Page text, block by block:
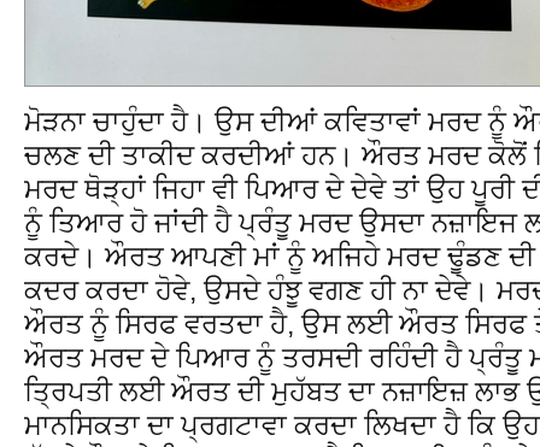
ਮੋੜਨਾ ਚਾਹੁੰਦਾ ਹੈ। ਉਸ ਦੀਆਂ ਕਵਿਤਾਵਾਂ ਮਰਦ ਨੂੰ
ਚਲਣ ਦੀ ਤਾਕੀਦ ਕਰਦੀਆਂ ਹਨ। ਔਰਤ ਮਰਦ ਕੋਲੋਂ
ਮਰਦ ਥੋੜ੍ਹਾਂ ਜਿਹਾ ਵੀ ਪਿਆਰ ਦੇ ਦੇਵੇ ਤਾਂ ਉਹ ਪੂਰੀ
ਨੂੰ ਤਿਆਰ ਹੋ ਜਾਂਦੀ ਹੈ ਪ੍ਰੰਤੂ ਮਰਦ ਉਸਦਾ ਨਜ਼ਾਇਜ
ਕਰਦੇ। ਔਰਤ ਆਪਣੀ ਮਾਂ ਨੂੰ ਅਜਿਹੇ ਮਰਦ ਢੂੰਡਣ ਦੀ
ਕਦਰ ਕਰਦਾ ਹੋਵੇ, ਉਸਦੇ ਹੰਝੂ ਵਗਣ ਹੀ ਨਾ ਦੇਵੇ।
ਔਰਤ ਨੂੰ ਸਿਰਫ ਵਰਤਦਾ ਹੈ, ਉਸ ਲਈ ਔਰਤ ਸਿਰਫ
ਔਰਤ ਮਰਦ ਦੇ ਪਿਆਰ ਨੂੰ ਤਰਸਦੀ ਰਹਿੰਦੀ ਹੈ ਪ੍ਰੰਤੂ
ਤ੍ਰਿਪਤੀ ਲਈ ਔਰਤ ਦੀ ਮੁਹੱਬਤ ਦਾ ਨਜ਼ਾਇਜ਼ ਲਾਭ
ਮਾਨਸਿਕਤਾ ਦਾ ਪ੍ਰਗਟਾਵਾ ਕਰਦਾ ਲਿਖਦਾ ਹੈ ਕਿ